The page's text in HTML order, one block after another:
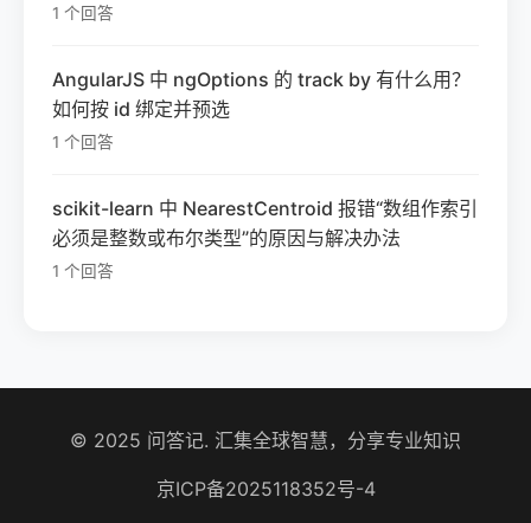
1 个回答
AngularJS 中 ngOptions 的 track by 有什么用？
如何按 id 绑定并预选
1 个回答
scikit-learn 中 NearestCentroid 报错“数组作索引
必须是整数或布尔类型”的原因与解决办法
1 个回答
© 2025 问答记. 汇集全球智慧，分享专业知识
京ICP备2025118352号-4